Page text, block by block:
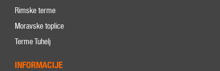
Rimske terme
Moravske toplice
Terme Tuhelj
INFORMACIJE